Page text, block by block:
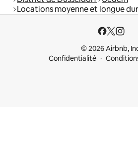
Locations moyenne et longue
© 2026 Airbnb,
Confidentialité